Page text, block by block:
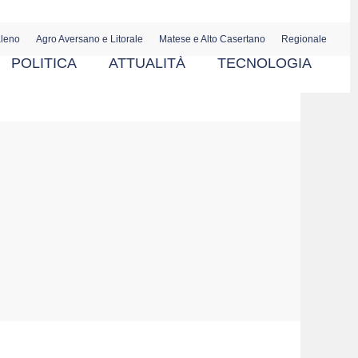
Agro Aversano e Litorale Matese e Alto Casertano Regionale
POLITICA ATTUALITÀ TECNOLOGIA